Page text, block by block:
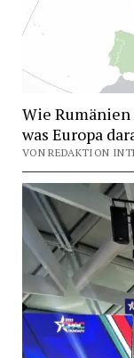
Wie Rumänien
was Europa
VON REDAKTION